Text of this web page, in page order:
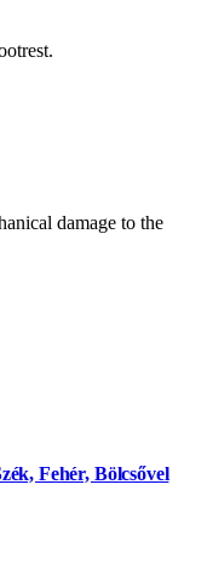
damage to the
Fehér, Bölcsővel